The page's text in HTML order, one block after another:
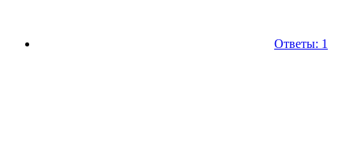
Ответы: 1